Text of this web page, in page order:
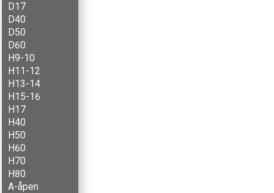
D17
D40
D50
D60
H9-10
H11-12
H13-14
H15-16
H17
H40
H50
H60
H70
H80
A-åpen